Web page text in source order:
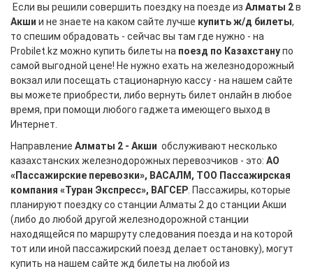
Если вы решили совершить поездку на поезде из Алматы 2в
Акши и не знаете на каком сайте лучше купить ж/д билеты,
то спешим обрадовать - сейчас вы там где нужно - на
Probilet.kz можно купить билеты на поезд по Казахстанупо
самой выгодной цене! Не нужно ехать на железнодорожный
вокзал или посещать стационарную кассу - на нашем сайте
вы можете приобрести, либо вернуть билет онлайн в любое
время, при помощи любого гаджета имеющего выход в
Интернет.
Направление Алматы 2 - Акши обслуживают несколько
казахстанских железнодорожных перевозчиков - это: АО
«Пассажирские перевозки», ВАСАЛМ, ТОО Пассажирская
компания «Туран Экспресс», ВАГСЕР . Пассажиры, которые
планируют поездку со станции Алматы 2 до станции Акши
(либо до любой другой железнодорожной станции
находящейся по маршруту следования поезда и на которой
тот или иной пассажирский поезд делает остановку), могут
купить на нашем сайте жд билеты на любой из